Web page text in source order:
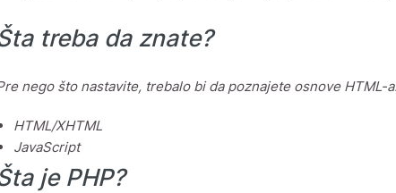
treba da znate?
nego što nastavite, trebalo bi da poznajete osnove HTML-
HTML/XHTML
JavaScript
je PHP?